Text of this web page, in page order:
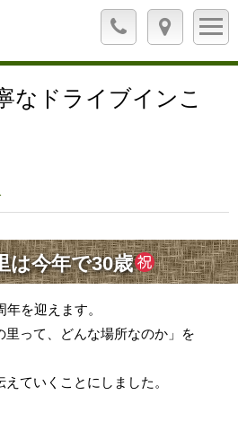
なドライブインこ
は今年で30歳
を迎えます。
里って、どんな場所なのか」を
ていくことにしました。